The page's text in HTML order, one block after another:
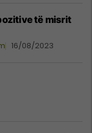
të misrit
16/08/2023